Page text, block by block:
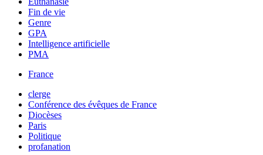
Fin de vie
Genre
GPA
Intelligence artificielle
PMA
France
clerge
Conférence des évêques de France
Diocèses
Paris
Politique
profanation